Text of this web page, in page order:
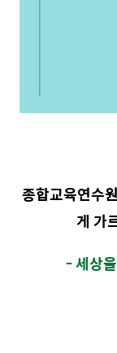
종합교육연수
게 가
- 세상